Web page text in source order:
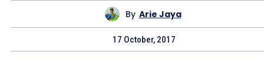
By Arie Jaya
17 October, 2017